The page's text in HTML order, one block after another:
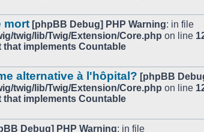
mort [phpBB Debug] PHP Warning: in file
twig/lib/Twig/Extension/Core.php on line
that implements Countable
alternative à l'hôpital? [phpBB
twig/lib/Twig/Extension/Core.php on line
that implements Countable
Debug] PHP Warning: in file